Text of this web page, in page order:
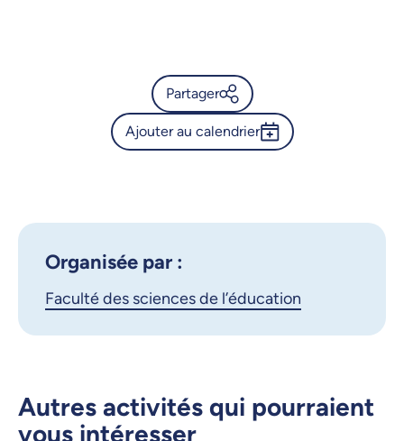
Partager
Calendrier de l’Université de
LinkedIn
Ajouter au calendrier
Organisée par :
Faculté des sciences de l’éducation
Autres activités qui pourraient
vous intéresser